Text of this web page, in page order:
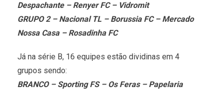
Despachante – Renyer FC – Vidromit
GRUPO 2 – Nacional TL – Borussia FC – Mercado
Nossa Casa – Rosadinha FC
Já na série B, 16 equipes estão dividinas em 4
grupos sendo:
BRANCO – Sporting FS – Os Feras – Papelaria